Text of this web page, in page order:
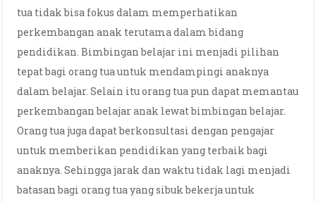
tua tidak bisa fokus dalam memperhatikan
perkembangan anak terutama dalam bidang
pendidikan. Bimbingan belajar ini menjadi pilihan
tepat bagi orang tua untuk mendampingi anaknya
dalam belajar. Selain itu orang tua pun dapat memantau
perkembangan belajar anak lewat bimbingan belajar.
Orang tua juga dapat berkonsultasi dengan pengajar
untuk memberikan pendidikan yang terbaik bagi
anaknya. Sehingga jarak dan waktu tidak lagi menjadi
batasan bagi orang tua yang sibuk bekerja untuk